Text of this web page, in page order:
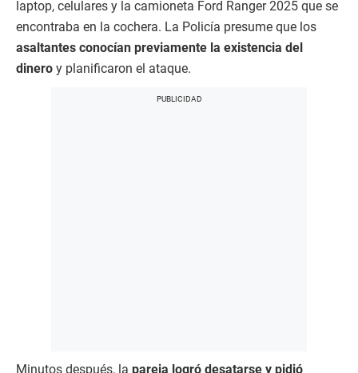
laptop, celulares y la camioneta Ford Ranger 2025 que se
encontraba en la cochera. La Policía presume que los
asaltantes conocían previamente la existencia del
dinero y planificaron el ataque.
Minutos después, la pareja logró desatarse y pidió